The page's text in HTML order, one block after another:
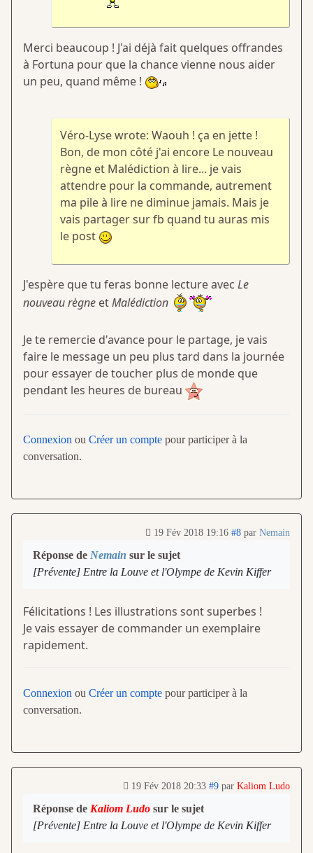
Merci beaucoup ! J'ai déjà fait quelques offrandes
à Fortuna pour que la chance vienne nous aider
un peu, quand même !
Véro-Lyse wrote: Waouh ! ça en jette !
Bon, de mon côté j'ai encore Le nouveau
règne et Malédiction à lire... je vais
attendre pour la commande, autrement
ma pile à lire ne diminue jamais. Mais je
vais partager sur fb quand tu auras mis
le post
J'espère que tu feras bonne lecture avec Le
nouveau règne etMalédiction
Je te remercie d'avance pour le partage, je vais
faire le message un peu plus tard dans la journée
pour essayer de toucher plus de monde que
pendant les heures de bureau
Connexion ou Créer un compte pour participer à la
conversation.
19 Fév 2018 19:16 #8 par Nemain
Réponse de Nemain sur le sujet
[Prévente] Entre la Louve et l'Olympe de Kevin Kiffer
Félicitations ! Les illustrations sont superbes !
Je vais essayer de commander un exemplaire
rapidement.
Connexion ou Créer un compte pour participer à la
conversation.
19 Fév 2018 20:33 #9 par Kaliom Ludo
Réponse de Kaliom Ludo sur le sujet
[Prévente] Entre la Louve et l'Olympe de Kevin Kiffer